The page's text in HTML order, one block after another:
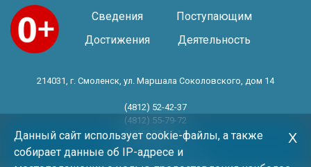
Сведения
Поступающим
Достижения
Деятельность
214031, г. Смоленск, ул. Маршала Соколовского, дом 14
(4812) 52-42-37
(4812) 55-79-72
(4812) 30-06-11
Год основания 1983 год
Данный сайт использует cookie-файлы, а также
собирает данные об IP-адресе и
Х